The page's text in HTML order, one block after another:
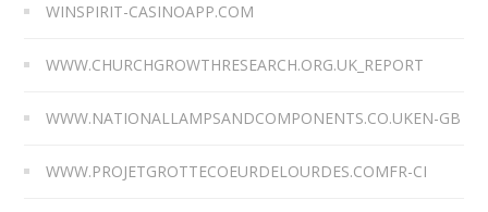
WINSPIRIT-CASINOAPP.COM
WWW.CHURCHGROWTHRESEARCH.ORG.UK_REPORT
WWW.NATIONALLAMPSANDCOMPONENTS.CO.UKEN-GB
WWW.PROJETGROTTECOEURDELOURDES.COMFR-CI